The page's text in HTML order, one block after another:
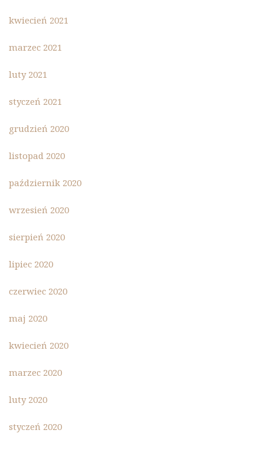
kwiecień 2021
marzec 2021
luty 2021
styczeń 2021
grudzień 2020
listopad 2020
październik 2020
wrzesień 2020
sierpień 2020
lipiec 2020
czerwiec 2020
maj 2020
kwiecień 2020
marzec 2020
luty 2020
styczeń 2020